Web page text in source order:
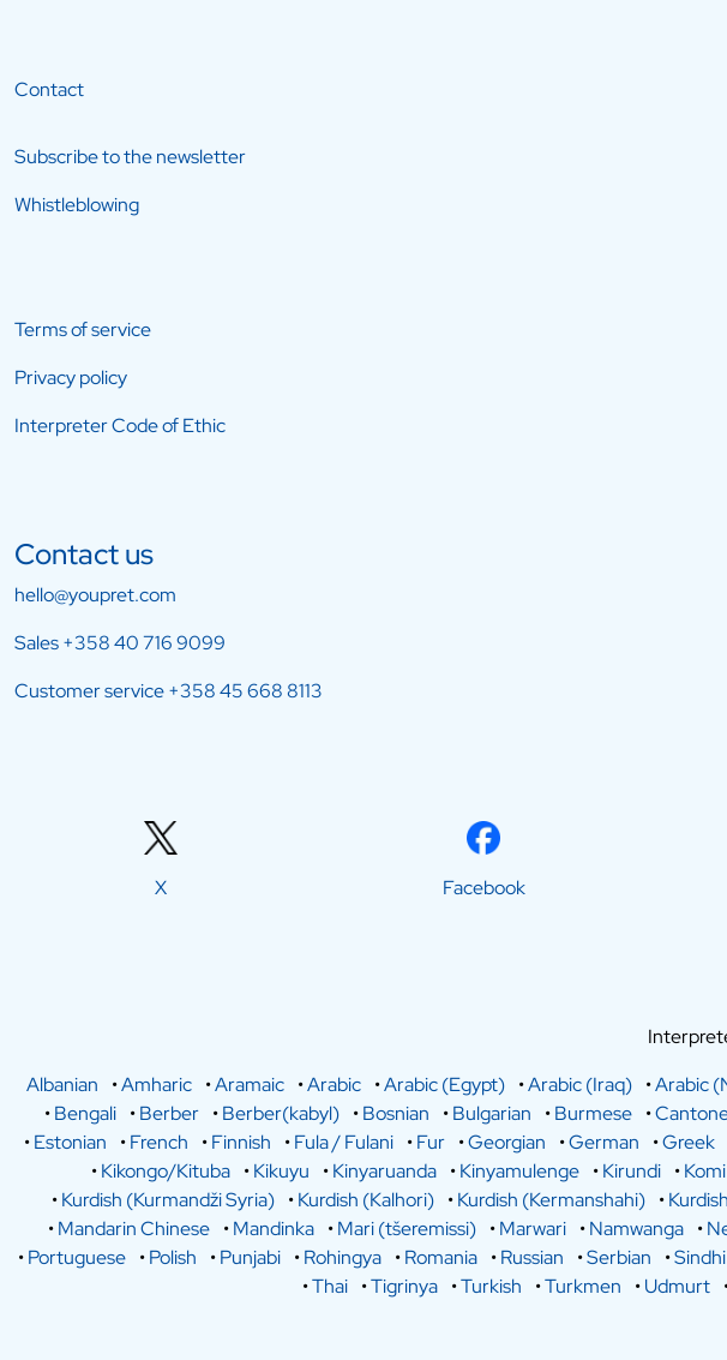
Contact
Subscribe to the newsletter
Whistleblowing
Terms of service
Privacy policy
Interpreter Code of Ethic
Contact us
hello@youpret.com
Sales+358 40 716 9099
Customer service+358 45 668 8113
X Facebook
Albanian
•Amharic •Aramaic •Arabic •Arabic (Egypt) •Arabic (Iraq) •Arabic
•Bengali •Berber •Berber(kabyl) •Bosnian •Bulgarian •Burmese •
•Estonian •French •Finnish •Fula / Fulani •Fur •Georgian •German •Greek
•Kikongo/Kituba •Kikuyu •Kinyaruanda •Kinyamulenge •Kirundi •Komi
•Kurdish (Kurmandži Syria) •Kurdish (Kalhori) •Kurdish (Kermanshahi) •
•Mandarin Chinese •Mandinka •Mari (tšeremissi) •Marwari •Namwanga •
•Portuguese •Polish •Punjabi •Rohingya •Romania •Russian •Serbian •Sindhi
•Thai •Tigrinya •Turkish •Turkmen •Udmurt